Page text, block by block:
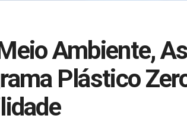
Ambiente,
Plástico